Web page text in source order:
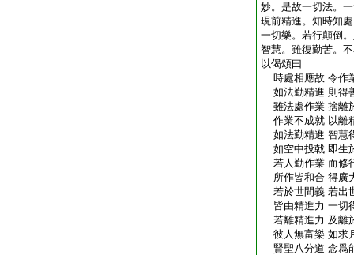
妙。是故一切法。
現前精進。知時知
一切樂。若行顛倒
智慧。雖復勤苦。
以偈頌曰
時處相應故 令作
如法勤精進 則得
雖法處作業 捨離
作業不成就 以離
如法勤精進 智慧
如空中投戟 即生
若人勤作業 而修
所作皆和合 得廣
若於世間義 若出
皆由精進力 一切
若離精進力 及離
彼人無富樂 如求
賢聖八分道 念爲